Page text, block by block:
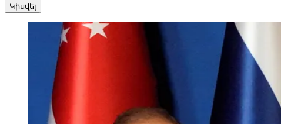
Կիսվել